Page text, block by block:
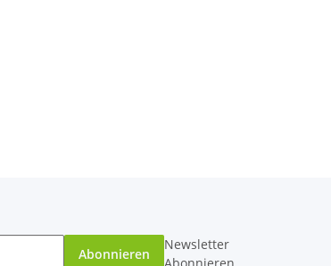
Abonnieren
Newsletter